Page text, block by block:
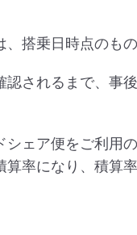
搭乗日時点のも
認されるまで、事
シェア便をご利用
算率になり、積算